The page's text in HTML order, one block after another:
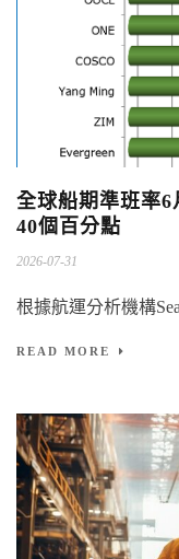
全球船期準班率
40個百分點
2026-07-31
根據航運分析機構
READ MORE